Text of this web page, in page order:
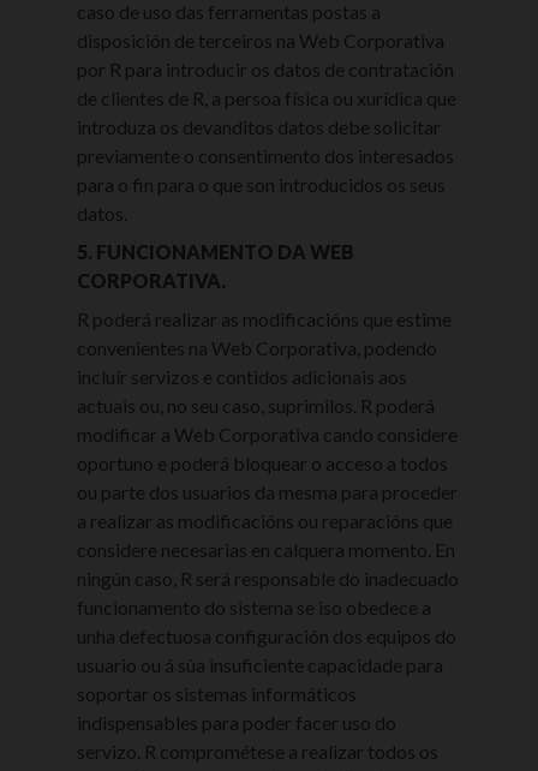
caso de uso das ferramentas postas a
disposición de terceiros na Web Corporativa
por R para introducir os datos de contratación
de clientes de R, a persoa física ou xurídica que
introduza os devanditos datos debe solicitar
previamente o consentimento dos interesados
para o fin para o que son introducidos os seus
datos.
5. FUNCIONAMENTO DA WEB
CORPORATIVA.
R poderá realizar as modificacións que estime
convenientes na Web Corporativa, podendo
incluír servizos e contidos adicionais aos
actuais ou, no seu caso, suprimilos. R poderá
modificar a Web Corporativa cando considere
oportuno e poderá bloquear o acceso a todos
ou parte dos usuarios da mesma para proceder
a realizar as modificacións ou reparacións que
considere necesarias en calquera momento. En
ningún caso, R será responsable do inadecuado
funcionamento do sistema se iso obedece a
unha defectuosa configuración dos equipos do
usuario ou á súa insuficiente capacidade para
soportar os sistemas informáticos
indispensables para poder facer uso do
servizo. R comprométese a realizar todos os